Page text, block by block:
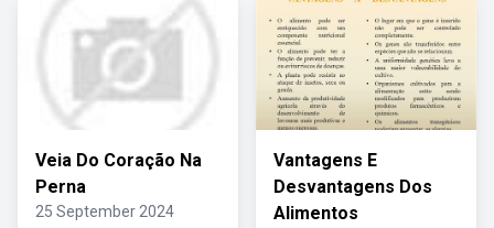
Veia Do Coração Na
Perna
25 September 2024
Vantagens E
Desvantagens Dos
Alimentos